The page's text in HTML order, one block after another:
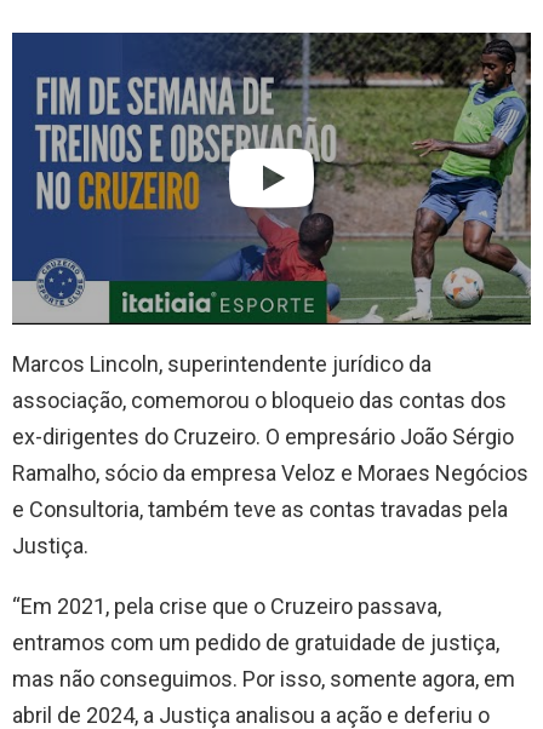
Marcos Lincoln, superintendente jurídico da
associação, comemorou o bloqueio das contas dos
ex-dirigentes do Cruzeiro. O empresário João Sérgio
Ramalho, sócio da empresa Veloz e Moraes Negócios
e Consultoria, também teve as contas travadas pela
Justiça.
“Em 2021, pela crise que o Cruzeiro passava,
entramos com um pedido de gratuidade de justiça,
mas não conseguimos. Por isso, somente agora, em
abril de 2024, a Justiça analisou a ação e deferiu o